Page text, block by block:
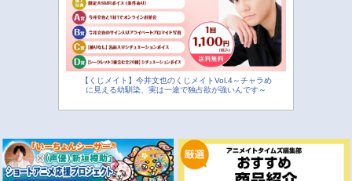
【くじメイト】今井文也のくじメイトVol.4～チャラめ
に見える幼馴染、実は一途で独占欲が強いんです～